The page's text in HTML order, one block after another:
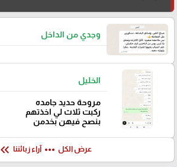
وجدي من الداخل
الخليل
مروحة حديد جامده
ركبت ثلاث لي اخذتهم
بنصح فيهن بخدمن
عرض الكل more_horiz آراء زبائننا keyboard_double_arrow_left